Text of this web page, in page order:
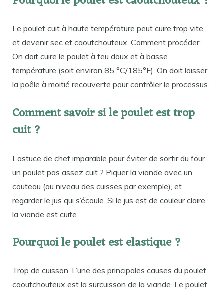
Le poulet cuit à haute température peut cuire trop vite
et devenir sec et caoutchouteux. Comment procéder:
On doit cuire le poulet à feu doux et à basse
température (soit environ 85 °C/185°F). On doit laisser
la poêle à moitié recouverte pour contrôler le processus.
Comment savoir si le poulet est trop
cuit ?
L’astuce de chef imparable pour éviter de sortir du four
un poulet pas assez cuit ? Piquer la viande avec un
couteau (au niveau des cuisses par exemple), et
regarder le jus qui s’écoule. Si le jus est de couleur claire,
la viande est cuite.
Pourquoi le poulet est elastique ?
Trop de cuisson. L’une des principales causes du poulet
caoutchouteux est la surcuisson de la viande. Le poulet